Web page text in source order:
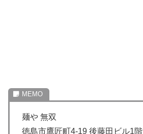
麺や 無双
徳島市鷹匠町4-19 後藤田ビル1階